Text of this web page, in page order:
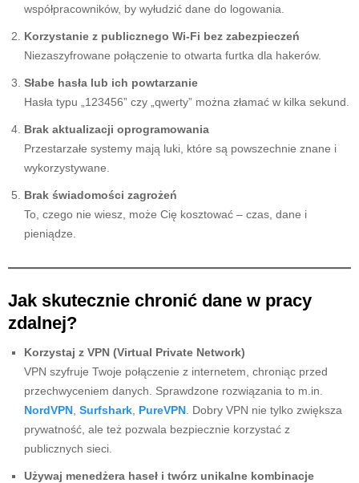
współpracowników, by wyłudzić dane do logowania.
Korzystanie z publicznego Wi-Fi bez zabezpieczeń
Niezaszyfrowane połączenie to otwarta furtka dla hakerów.
Słabe hasła lub ich powtarzanie
Hasła typu „123456” czy „qwerty” można złamać w kilka sekund.
Brak aktualizacji oprogramowania
Przestarzałe systemy mają luki, które są powszechnie znane i
wykorzystywane.
Brak świadomości zagrożeń
To, czego nie wiesz, może Cię kosztować – czas, dane i
pieniądze.
Jak skutecznie chronić dane w pracy
zdalnej?
Korzystaj z VPN (Virtual Private Network)
VPN szyfruje Twoje połączenie z internetem, chroniąc przed
przechwyceniem danych. Sprawdzone rozwiązania to m.in.
NordVPN Surfshark PureVPN . Dobry VPN nie tylko zwiększa
prywatność, ale też pozwala bezpiecznie korzystać z
publicznych sieci.
Używaj menedżera haseł i twórz unikalne kombinacje